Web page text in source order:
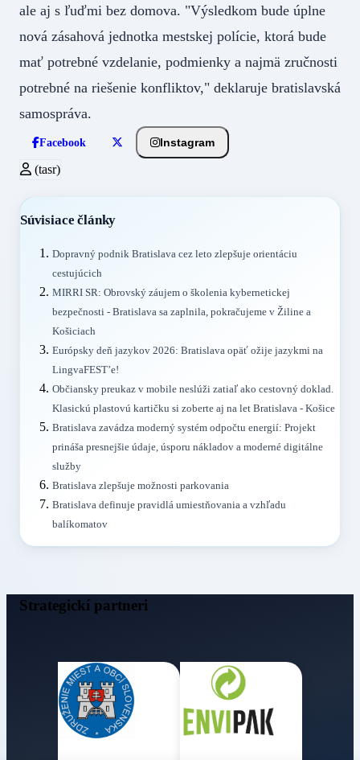
ale aj s ľuďmi bez domova. "Výsledkom bude úplne
nová zásahová jednotka mestskej polície, ktorá bude
mať potrebné vzdelanie, podmienky a najmä zručnosti
potrebné na riešenie konfliktov," deklaruje bratislavská
samospráva.
Facebook Instagram
(tasr)
Súvisiace články
Dopravný podnik Bratislava cez leto zlepšuje orientáciu
cestujúcich
MIRRI SR: Obrovský záujem o školenia kybernetickej
bezpečnosti - Bratislava sa zaplnila, pokračujeme v Žiline a
Košiciach
Európsky deň jazykov 2026: Bratislava opäť ožije jazykmi na
LingvaFEST’e!
Občiansky preukaz v mobile neslúži zatiaľ ako cestovný doklad.
Klasickú plastovú kartičku si zoberte aj na let Bratislava - Košice
Bratislava zavádza moderný systém odpočtu energií: Projekt
prináša presnejšie údaje, úsporu nákladov a moderné digitálne
služby
Bratislava zlepšuje možnosti parkovania
Bratislava definuje pravidlá umiestňovania a vzhľadu
balíkomatov
Strategickí partneri